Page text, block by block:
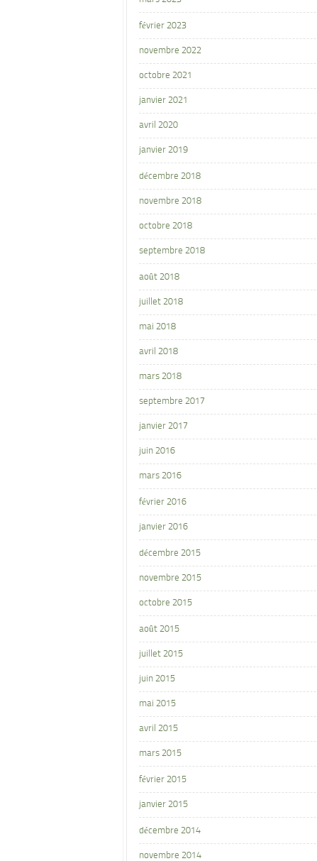
février 2023
novembre 2022
octobre 2021
janvier 2021
avril 2020
janvier 2019
décembre 2018
novembre 2018
octobre 2018
septembre 2018
août 2018
juillet 2018
mai 2018
avril 2018
mars 2018
septembre 2017
janvier 2017
juin 2016
mars 2016
février 2016
janvier 2016
décembre 2015
novembre 2015
octobre 2015
août 2015
juillet 2015
juin 2015
mai 2015
avril 2015
mars 2015
février 2015
janvier 2015
décembre 2014
novembre 2014